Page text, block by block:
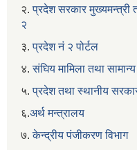
२. प्रदेश सरकार मुख्यमन्त्री
२
३.प्रदेश नं २ पोर्टल
४.संघिय मामिला तथा
५.प्रदेश तथा स्थानीय
६.अर्थ मन्त्रालय
७.केन्द्रीय पंजीकरण विभाग